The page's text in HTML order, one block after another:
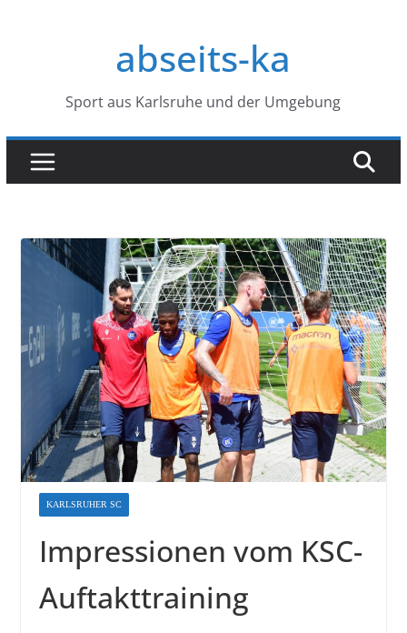
abseits-ka
Sport aus Karlsruhe und der Umgebung
KARLSRUHER SC
Impressionen vom KSC-
Auftakttraining